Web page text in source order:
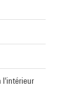
l'intérieur